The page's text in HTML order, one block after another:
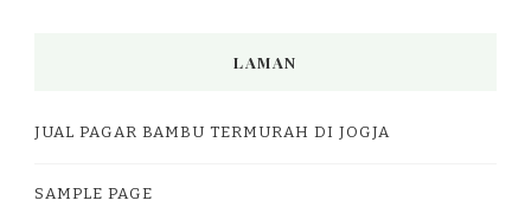
LAMAN
JUAL PAGAR BAMBU TERMURAH DI JOGJA
SAMPLE PAGE